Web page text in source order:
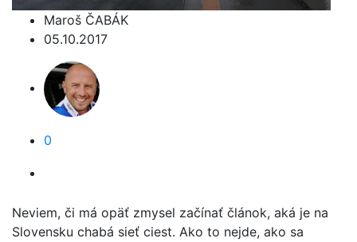
Maroš ČABÁK
05.10.2017
0
Neviem, či má opäť zmysel začínať článok, aká je na
Slovensku chabá sieť ciest. Ako to nejde, ako sa